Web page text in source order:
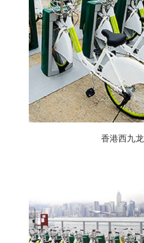
香港西九